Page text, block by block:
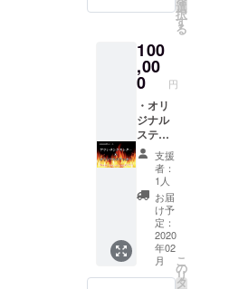
から順
始し、
2020年
6月30日
までに
お届け
しま
す。 ※
災害等
により
営業不
可能と
なった
場合の
払い戻
しは致
しませ
（送料
カー、
心を込
めたサ
ンクス
レター
をお送
りしま
す。 ※
旬の野
菜便の
内容は
こちら
でご用
意させ
ていた
だきま
す。 ※
スレ
ター
ンカー
に支援
者様の
広告・
ロゴス
テッ
カーを
貼れる
権利で
す。プ
ラス、
オリジ
ナルス
テッ
カー、
心を込
めたサ
選
択
す
る
100
,00
0 円
・オリ
ジナル
ステッ
カー ・
アツい
サンク
スレ
ター
Kokage
Kitchen
の想い
に共感
し、リ
支援
者：
1人
お届
け予
定：
2020
年02
月
こ
の
リ
タ